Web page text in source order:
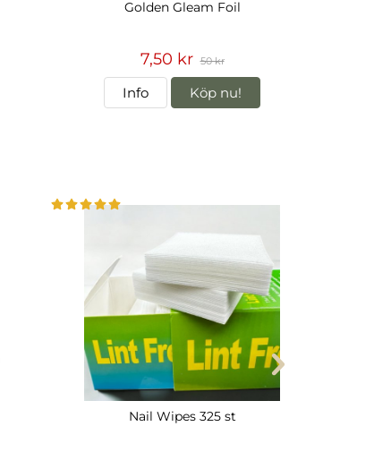
Golden Gleam Foil
7,50 kr 50 kr
Info Köp nu!
Nail Wipes 325 st